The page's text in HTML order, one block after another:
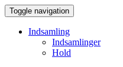
Toggle navigation
Indsamling
Indsamlinger
Hold